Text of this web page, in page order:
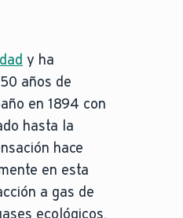
y ha
años de
en 1894 con
hasta la
hace
en esta
a gas de
ecológicos.